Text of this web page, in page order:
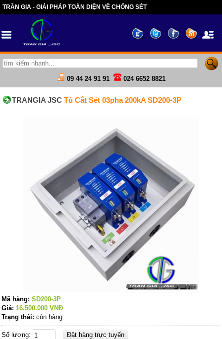
TRẦN GIA - GIẢI PHÁP TOÀN DIỆN VỀ CHỐNG SÉT
09 44 24 91 91 024 6652 8821
TRANGIA JSC Tủ Cắt Sét 03pha 200kA SD200-3P
Mã hàng: SD200-3P
Giá: 16.500.000 VNĐ
Trạng thái: còn hàng
Số lượng: